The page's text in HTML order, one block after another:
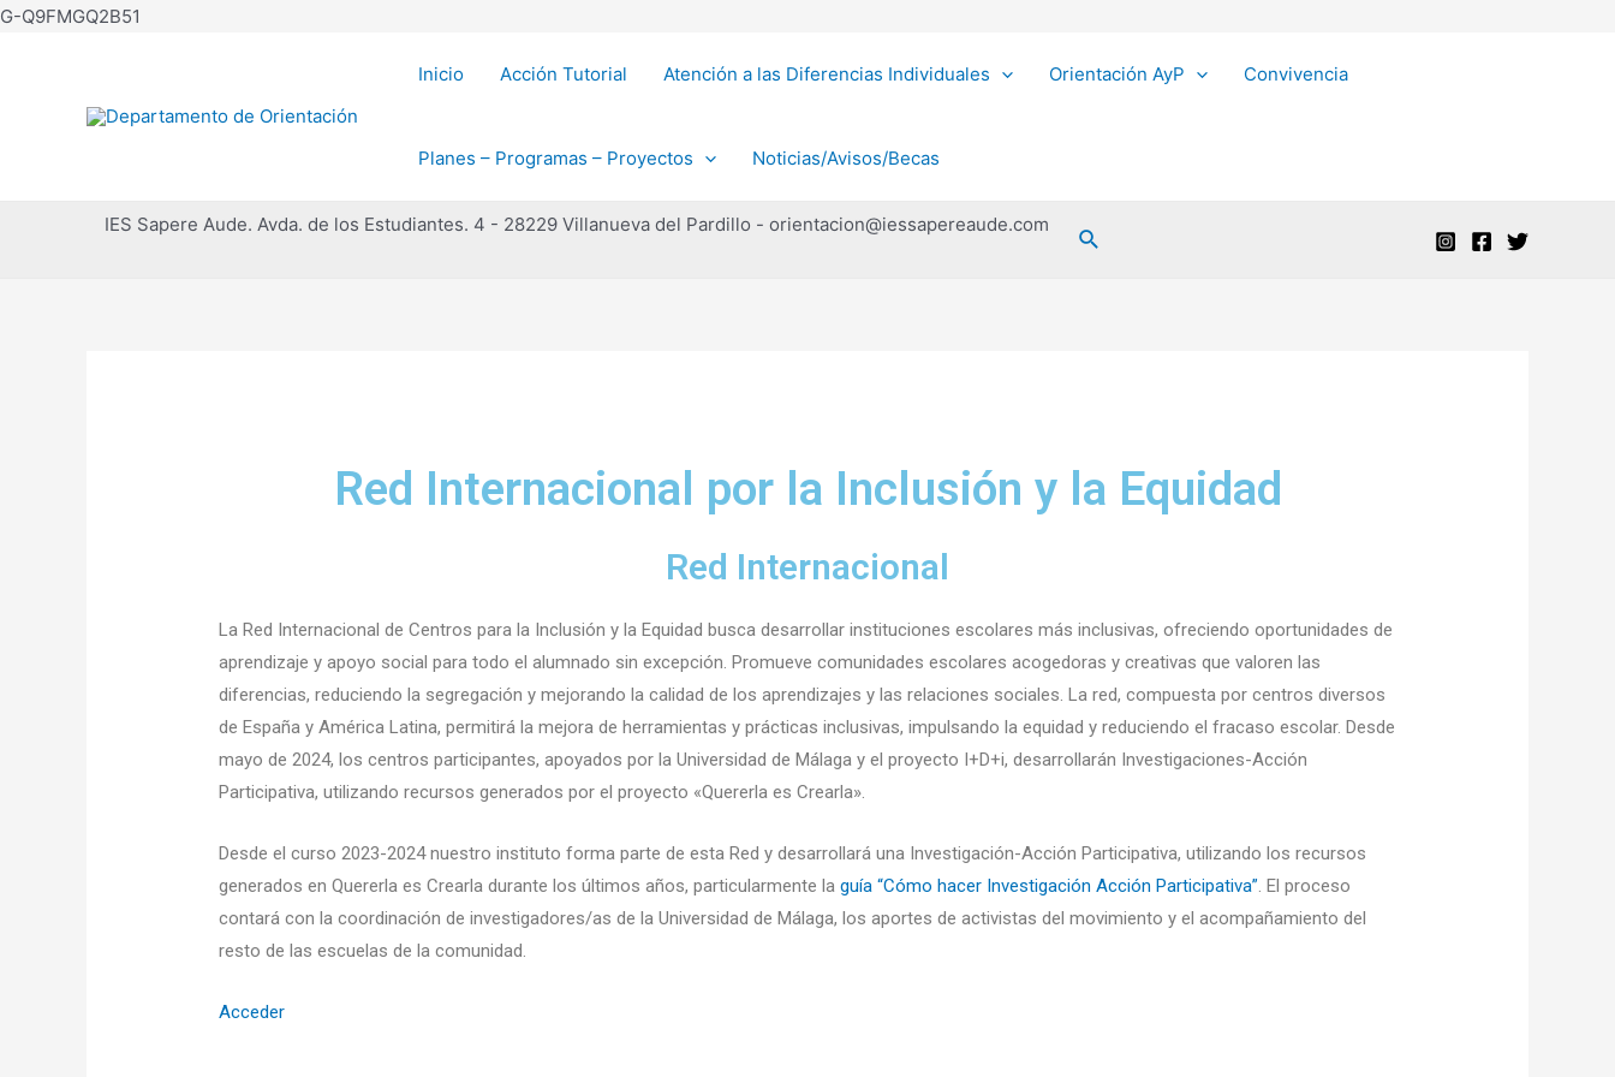
G-Q9FMGQ2B51
Inicio Acción Tutorial Atención a las Diferencias Individuales Orientación AyP Convivencia
Planes – Programas – Proyectos Noticias/Avisos/Becas
IES Sapere Aude. Avda. de los Estudiantes. 4 - 28229 Villanueva del Pardillo - orientacion@iessapereaude.com
Red Internacional por la Inclusión y la Equidad
Red Internacional
La Red Internacional de Centros para la Inclusión y la Equidad busca desarrollar instituciones escolares más inclusivas, ofreciendo oportunidades de
aprendizaje y apoyo social para todo el alumnado sin excepción. Promueve comunidades escolares acogedoras y creativas que valoren las
diferencias, reduciendo la segregación y mejorando la calidad de los aprendizajes y las relaciones sociales. La red, compuesta por centros diversos
de España y América Latina, permitirá la mejora de herramientas y prácticas inclusivas, impulsando la equidad y reduciendo el fracaso escolar. Desde
mayo de 2024, los centros participantes, apoyados por la Universidad de Málaga y el proyecto I+D+i, desarrollarán Investigaciones-Acción
Participativa, utilizando recursos generados por el proyecto «Quererla es Crearla».
Desde el curso 2023-2024 nuestro instituto forma parte de esta Red y desarrollará una Investigación-Acción Participativa, utilizando los recursos
generados en Quererla es Crearla durante los últimos años, particularmente laguía “Cómo hacer Investigación Acción Participativa”. El proceso
contará con la coordinación de investigadores/as de la Universidad de Málaga, los aportes de activistas del movimiento y el acompañamiento del
resto de las escuelas de la comunidad.
Acceder